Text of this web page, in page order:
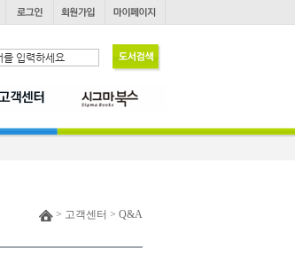
> 고객센터 > Q&A